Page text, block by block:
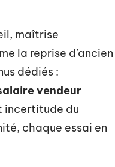
maîtrise
la reprise d’ancien
dédiés :
vendeur
incertitude du
chaque essai en